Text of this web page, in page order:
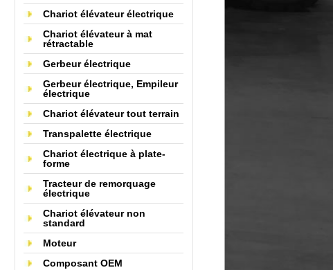
Chariot élévateur électrique
Chariot élévateur à mat
rétractable
Gerbeur électrique
Gerbeur électrique, Empileur
électrique
Chariot élévateur tout terrain
Transpalette électrique
Chariot électrique à plate-
forme
Tracteur de remorquage
électrique
Chariot élévateur non
standard
Moteur
Composant OEM